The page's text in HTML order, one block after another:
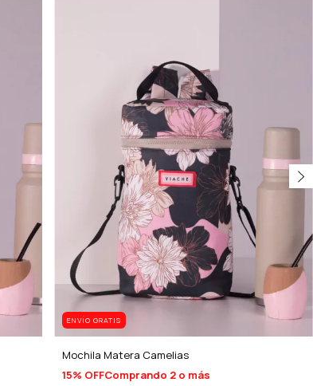
ENVÍO GRATIS
Mochila Matera Camelias
15% OFFComprando 2 o más